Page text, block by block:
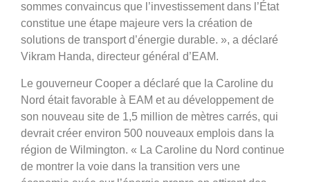
sommes convaincus que l’investissement dans l’État
constitue une étape majeure vers la création de
solutions de transport d’énergie durable. », a déclaré
Vikram Handa, directeur général d’EAM.
Le gouverneur Cooper a déclaré que la Caroline du
Nord était favorable à EAM et au développement de
son nouveau site de 1,5 million de mètres carrés, qui
devrait créer environ 500 nouveaux emplois dans la
région de Wilmington. « La Caroline du Nord continue
de montrer la voie dans la transition vers une